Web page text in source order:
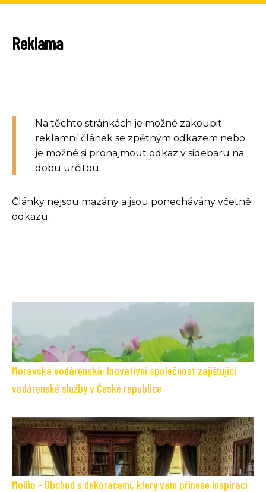
Reklama
Na těchto stránkách je možné zakoupit
reklamní článek se zpětným odkazem nebo
je možné si pronajmout odkaz v sidebaru na
dobu určitou.
Články nejsou mazány a jsou ponechávány včetně
odkazu.
Moravská vodárenská: Inovativní společnost zajišťující
vodárenské služby v České republice
Mollio - Obchod s dekoracemi, který vám přinese inspiraci